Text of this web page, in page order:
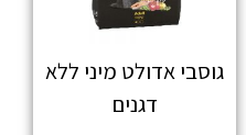
גוסבי אדולט מיני ללא
דגנים